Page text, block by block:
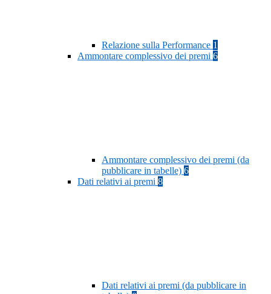
Relazione sulla Performance 1
Ammontare complessivo dei premi 6
Ammontare complessivo dei premi (da
pubblicare in tabelle) 6
Dati relativi ai premi 8
Dati relativi ai premi (da pubblicare in